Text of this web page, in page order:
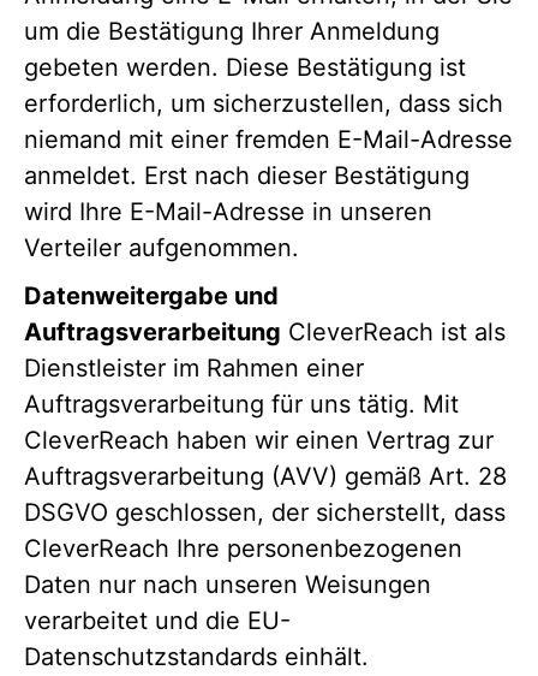
um die Bestätigung Ihrer Anmeldung
gebeten werden. Diese Bestätigung ist
erforderlich, um sicherzustellen, dass sich
niemand mit einer fremden E-Mail-Adresse
anmeldet. Erst nach dieser Bestätigung
wird Ihre E-Mail-Adresse in unseren
Verteiler aufgenommen.
Datenweitergabe und
Auftragsverarbeitung CleverReach ist als
Dienstleister im Rahmen einer
Auftragsverarbeitung für uns tätig. Mit
CleverReach haben wir einen Vertrag zur
Auftragsverarbeitung (AVV) gemäß Art. 28
DSGVO geschlossen, der sicherstellt, dass
CleverReach Ihre personenbezogenen
Daten nur nach unseren Weisungen
verarbeitet und die EU-
Datenschutzstandards einhält.